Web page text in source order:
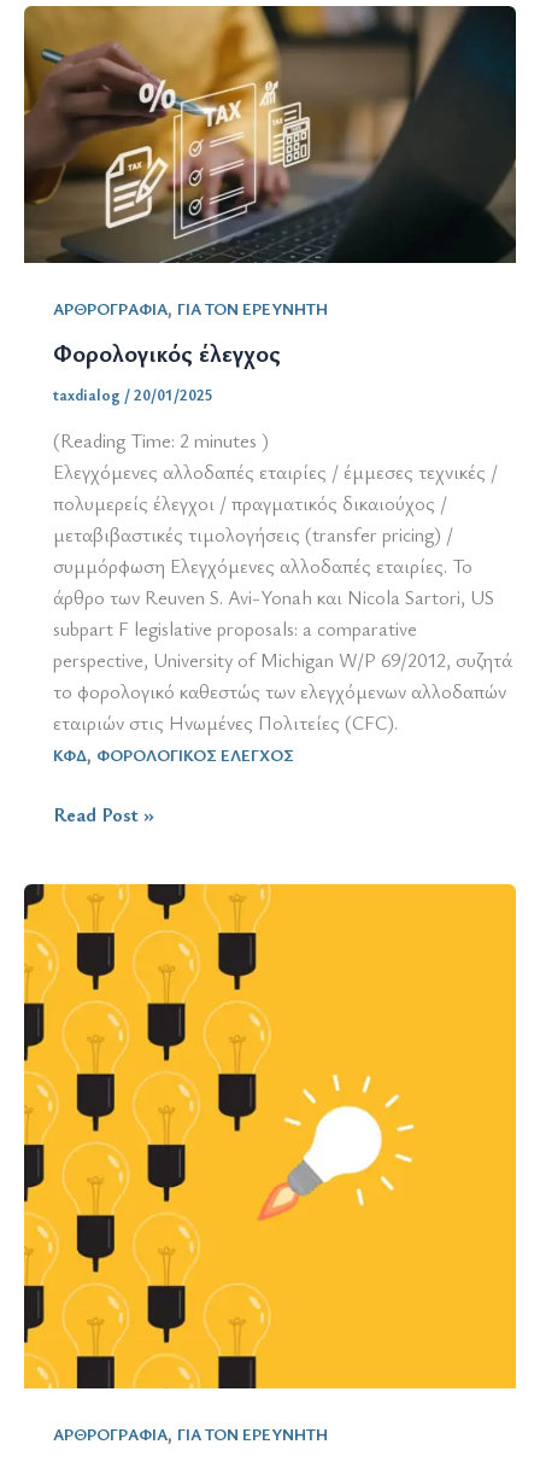
ενδοομιλική
τιμολόγηση
ΑΡΘΡΟΓΡΑΦΙΑ, ΓΙΑ ΤΟΝ ΕΡΕΥΝΗΤΗ
Φορολογικός έλεγχος
taxdialog /20/01/2025
(Reading Time: 2 minutes )
Ελεγχόμενες αλλοδαπές εταιρίες / έμμεσες τεχνικές /
πολυμερείς έλεγχοι / πραγματικός δικαιούχος /
μεταβιβαστικές τιμολογήσεις (transfer pricing) /
συμμόρφωση Ελεγχόμενες αλλοδαπές εταιρίες. Το
άρθρο των Reuven S. Avi-Yonah και Nicola Sartori, US
subpart F legislative proposals: a comparative
perspective, University of Michigan W/P 69/2012, συζητά
το φορολογικό καθεστώς των ελεγχόμενων αλλοδαπών
εταιριών στις Ηνωμένες Πολιτείες (CFC).
ΚΦΔ, ΦΟΡΟΛΟΓΙΚΟΣ ΕΛΕΓΧΟΣ
Φορολογικός
Read Post »
ΑΡΘΡΟΓΡΑΦΙΑ, ΓΙΑ ΤΟΝ ΕΡΕΥΝΗΤΗ